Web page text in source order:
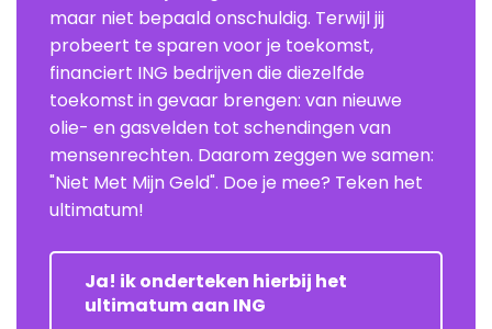
maar niet bepaald onschuldig. Terwijl jij
probeert te sparen voor je toekomst,
financiert ING bedrijven die diezelfde
toekomst in gevaar brengen: van nieuwe
olie- en gasvelden tot schendingen van
mensenrechten. Daarom zeggen we samen:
"Niet Met Mijn Geld". Doe je mee? Teken het
ultimatum!
Ja! ik onderteken hierbij het
ultimatum aan ING